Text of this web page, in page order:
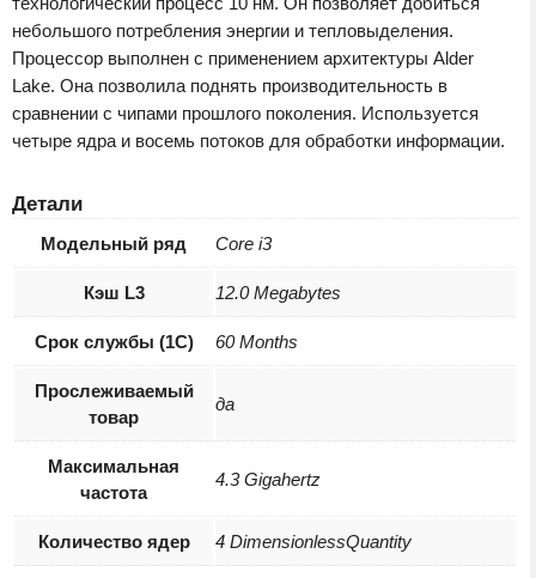
небольшого потребления энергии и тепловыделения.
Процессор выполнен с применением архитектуры Alder
Lake. Она позволила поднять производительность в
сравнении с чипами прошлого поколения. Используется
четыре ядра и восемь потоков для обработки информации.
Детали
Модельный ряд Core i3
Кэш L3 12.0 Megabytes
Срок службы (1С) 60 Months
Прослеживаемый
товар
да
Максимальная
частота
4.3 Gigahertz
Количество ядер 4 DimensionlessQuantity